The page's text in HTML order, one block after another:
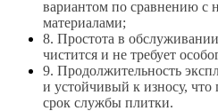
вариантом по сравнению с
материалами;
8. Простота в
чистится и не требует
9. Продолжительность
и устойчивый к износу, что
срок службы плитки.